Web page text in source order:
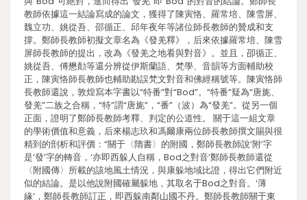
教師依據這一結論寫成的論文，獲得了陳寅恪、羅常培、陳雪屏、
魏立功、姚從吾、邵循正、邱年夜年等諸位師長教師的贊成和支
撐。鄭師長教師初擬文章名為《發羌釋》，后來依據羅常培、陳雪
屏師長教師的提出，改為《發羌之地看與對音》。並且，卲循正、
姚從吾、傅懋勣等還分辨從伊斯蘭語、梵學、音韻等方面輔助校
正，陳寅恪師長教師也輔助勘誤梵文對音和佛經稱號等。陳寅恪師
長教師還說，敦煌寫本字書以“特番”對“Bod”。“特番”疑為“唐旄、
發羌”二族之合稱，“特”謂“唐旄”，“番”（波）為“發羌”。從另一個
正面，證明了鄭師長教師考釋、判定的公道性。 關于這一組文章
的學術價值和意義，后來楊志玖和馮爾康兩位師長教師撰文賜與很
精到的剖析和評價：“關于〈隋書〉的附國，鄭師長教師說‘附’字
是‘發’字的轉音，‘亦即西躲人自稱，Bod之對音’鄭師長教師還從
〈附國傳〉所載的該地風土情況，與康躲地域比證，得出它們附近
似的結論。是以他說附國確屬躲地，其取名于Bod之對音。‘薄
緣’，鄭師長教師訂正，即西躲南鄰山國不丹。鄭師長教師關于東